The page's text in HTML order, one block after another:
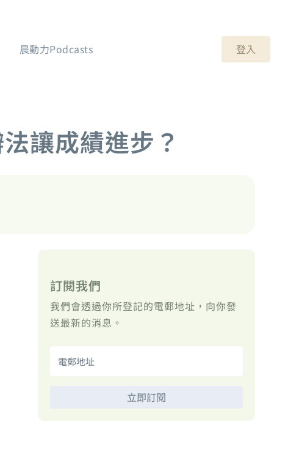
晨動力Podcasts 登入
讓成績進步？
訂閱我們
我們會透過你所登記的電郵地址，向你發
送最新的消息。
立即訂閱